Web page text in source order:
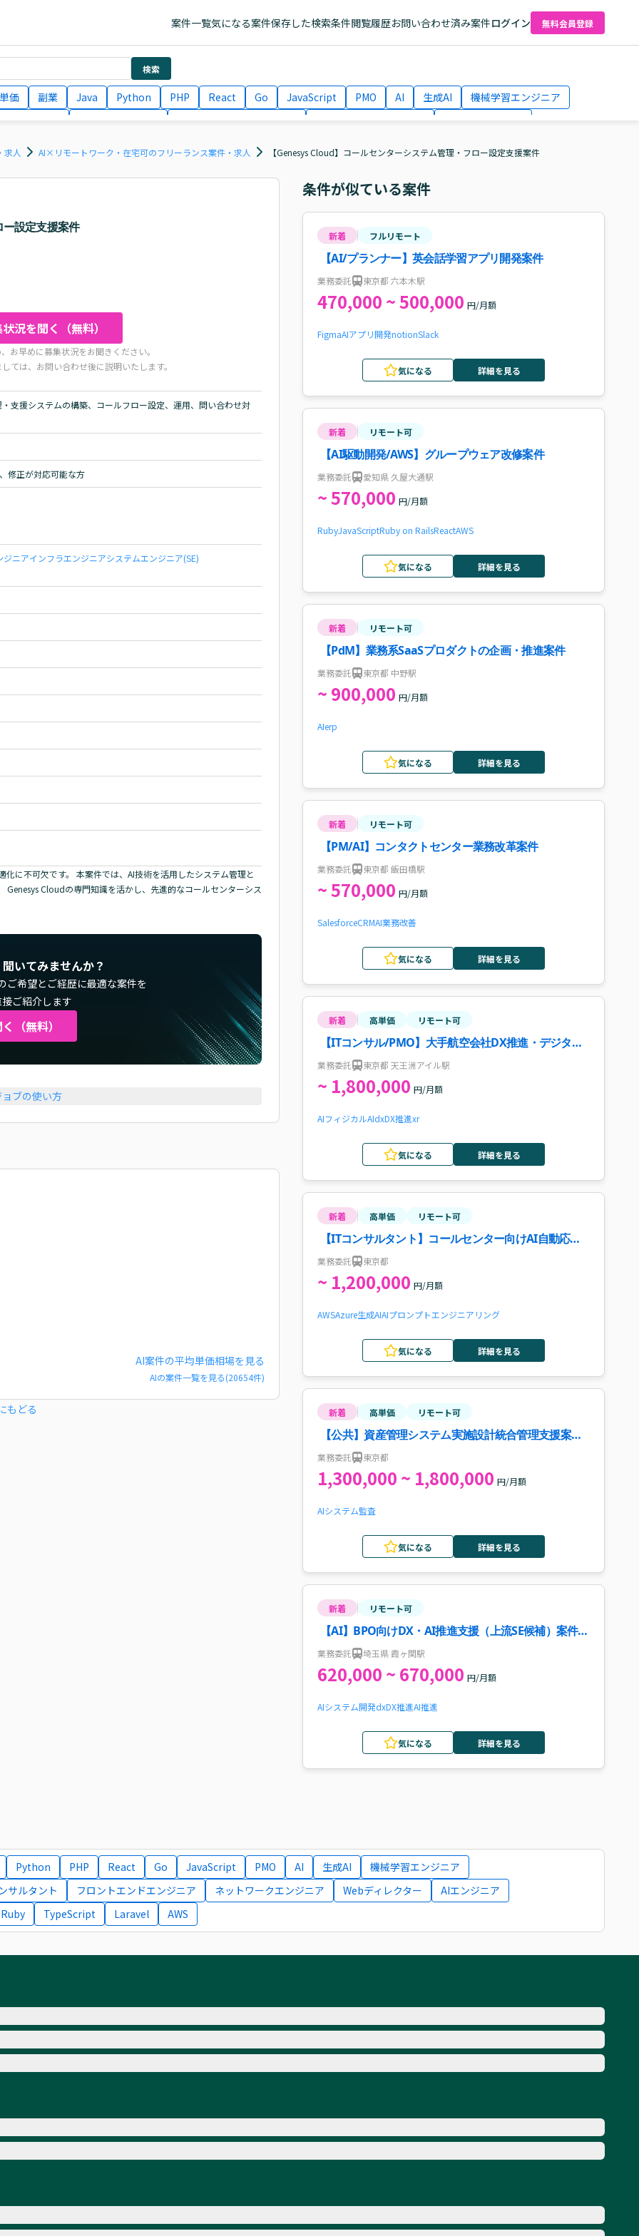
案件一覧気になる案件保存した検索条件閲覧履歴お問い合わせ済み案件ログイン 無料会員登録
検索
価 副業 Java Python PHP React Go JavaScript PMO AI 生成AI
機械学習エンジニア
月収100万円 業務委託
TypeScript
求人 AI×リモートワーク・在宅可のフリーランス案件・求人 【Genesys Cloud】コールセンターシステム管理・フロー設定支援案件
設定支援案件
況を聞く（無料）
お早めに募集状況をお聞きください。
ては、お問い合わせ後に説明いたします。
支援システムの構築、コールフロー設定、運用、問い合わせ対
修正が対応可能な方
ジニアインフラエンジニアシステムエンジニア(SE)
に不可欠です。 本案件では、AI技術を活用したシステム管理と
Cloudの専門知識を活かし、先進的なコールセンターシス
いてみませんか？
ご希望とご経歴に最適な案件を
ご紹介します
（無料）
ブの使い方
AI案件の平均単価相場を見る
AIの案件一覧を見る(20654件)
もどる
条件が似ている案件
新着 フルリモート
【AI/プランナー】英会話学習アプリ開発案件
業務委託 東京都 六本木駅
470,000 ~ 500,000 円/月額
FigmaAIアプリ開発notionSlack
気になる 詳細を見る
新着 リモート可
【AI駆動開発/AWS】グループウェア改修案件
業務委託 愛知県 久屋大通駅
~ 570,000 円/月額
RubyJavaScriptRuby on RailsReactAWS
気になる 詳細を見る
新着 リモート可
【PdM】業務系SaaSプロダクトの企画・推進案件
業務委託 東京都 中野駅
~ 900,000 円/月額
AIerp
気になる 詳細を見る
新着 リモート可
【PM/AI】コンタクトセンター業務改革案件
業務委託 東京都 飯田橋駅
~ 570,000 円/月額
SalesforceCRMAI業務改善
気になる 詳細を見る
新着 高単価 リモート可
【ITコンサル/PMO】大手航空会社DX推進・デジタル
ツインPoC案件・求人
業務委託 東京都 天王洲アイル駅
~ 1,800,000 円/月額
AIフィジカルAIdxDX推進xr
気になる 詳細を見る
新着 高単価 リモート可
【ITコンサルタント】コールセンター向けAI自動応答
ソリューション導入PJ案件・求人
業務委託 東京都
~ 1,200,000 円/月額
AWSAzure生成AIAIプロンプトエンジニアリング
気になる 詳細を見る
新着 高単価 リモート可
【公共】資産管理システム実施設計統合管理支援案
件・求人
業務委託 東京都
1,300,000 ~ 1,800,000 円/月額
AIシステム監査
気になる 詳細を見る
新着 リモート可
【AI】BPO向けDX・AI推進支援（上流SE候補）案件・
求人
業務委託 埼玉県 霞ヶ関駅
620,000 ~ 670,000 円/月額
AIシステム開発dxDX推進AI推進
気になる 詳細を見る
Python PHP React Go JavaScript PMO AI 生成AI
機械学習エンジニア
サルタント
フロントエンドエンジニア ネットワークエンジニア Webディレクター
AIエンジニア
Ruby
TypeScript Laravel AWS